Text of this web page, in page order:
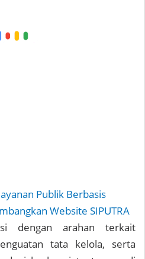
Publik Berbasis
Website SIPUTRA
dengan arahan terkait
tata kelola, serta